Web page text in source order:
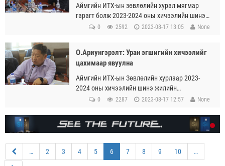
Аймгийн ИТХ-ын зөвлөлийн хурал мягмар
гарагт болж 2023-2024 оны хичээлийн шинэ
жилийн бэлтгэл ажилтай танилцлаа.
0 2592 2023-08-17 13:05 None
О.Ариунгэрэлт: Уран эгшигийн хичээлийг
цахимаар явуулна
Аймгийн ИТХ-ын Зөвлөлийн хурлаар 2023-
2024 оны хичээлийн шинэ жилийн
бэлтгэлийн талаар танилцсан юм.
0 2287 2023-08-17 12:57 None
… 2 3 4 5 6(current)
7 8 9 10 …